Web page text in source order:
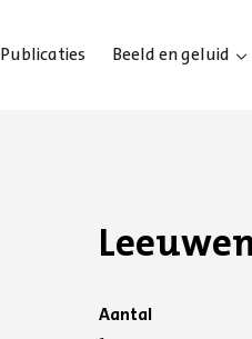
Publicaties Beeld en geluid
Aantal